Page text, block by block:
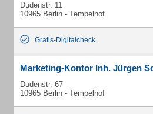
Dudenstr. 11
10965 Berlin - Tempelhof
Gratis-Digitalcheck
Marketing-Kontor Inh. Jürgen
Dudenstr. 67
10965 Berlin - Tempelhof